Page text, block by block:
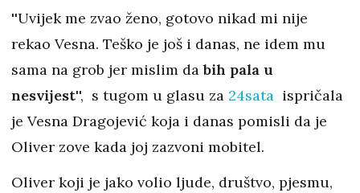
''Uvijek me zvao ženo, gotovo nikad mi nije
rekao Vesna. Teško je još i danas, ne idem mu
sama na grob jer mislim dabih pala u
nesvijest'', s tugom u glasu za 24sata ispričala
je Vesna Dragojević koja i danas pomisli da je
Oliver zove kada joj zazvoni mobitel.
Oliver koji je jako volio ljude, društvo, pjesmu,